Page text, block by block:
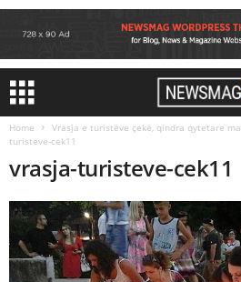
Home Vrasja e turistëve çekë, qindra qytetare
turisteve-cek11
vrasja-turisteve-cek11